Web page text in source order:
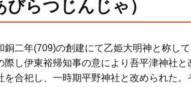
らつじんじゃ）
銅二年(709)の創建にて乙姫大明神と称し
際し伊東裕帰知事の意により吾平津神社
を合祀し、一時期平野神社と改められた